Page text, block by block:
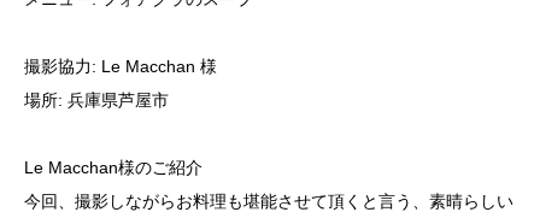
撮影協力: Le Macchan 様
場所: 兵庫県芦屋市
Le Macchan様のご紹介
今回、撮影しながらお料理も堪能させて頂くと言う、素晴らしい